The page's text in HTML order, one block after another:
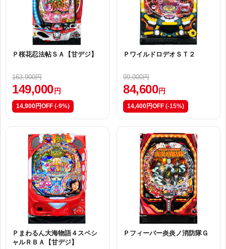
Ｐ桜花忍法帖ＳＡ【甘デジ】
163,900円
149,000 円
14,900円OFF (-9%)
ＰワイルドロデオＳＴ２
99,000円
84,600 円
14,400円OFF (-15%)
Ｐまわるん大海物語４スペシ
ャルＲＢＡ【甘デジ】
Ｐフィーバー炎炎ノ消防隊Ｇ